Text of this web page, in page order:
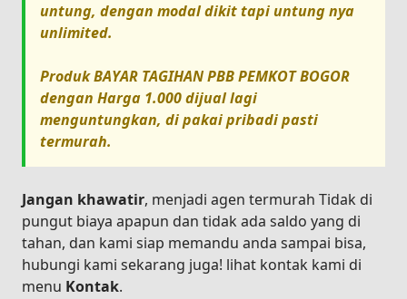
untung, dengan modal dikit tapi untung nya
unlimited.
ProdukBAYAR TAGIHAN PBB PEMKOT BOGOR
dengan Harga 1.000dijual lagi
menguntungkan, di pakai pribadi pasti
termurah.
Jangan khawatir, menjadi agen termurah Tidak di
pungut biaya apapun dan tidak ada saldo yang di
tahan, dan kami siap memandu anda sampai bisa,
hubungi kami sekarang juga! lihat kontak kami di
menu Kontak.